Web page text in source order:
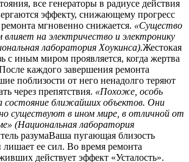
все генераторы в радиусе действия
эффекту, снижающему прогресс
мгновенно снижается. «Существо
влияет на электричество и электронику
лаборатория Хоукинса).Жестокая
с иным миром проявляется, когда жертва
каждого завершения ремонта
поблизости от него ненадолго теряют
через препятствия. «Похоже, особь
состояние ближайших объектов. Они
существуют в ином мире, в отличной от
(Национальная лаборатория
разумаВаша пугающая близость
лишает ее сил. Во время ремонта
действует эффект «Усталость».